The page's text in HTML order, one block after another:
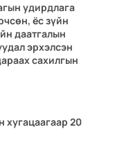
удирдлага
ёс зүйн
даатгалын
эрхэлсэн
сахилгын
хугацаагаар 20